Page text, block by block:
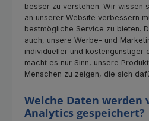
besser zu verstehen. Wir wissen
an unserer Website verbessern
bestmögliche Service zu bieten.
auch, unsere Werbe- und
individueller und kostengünstiger
macht es nur Sinn, unsere
Menschen zu zeigen, die sich
Welche Daten werden
Analytics gespeichert?